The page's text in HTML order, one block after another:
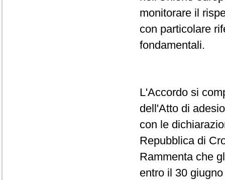
monitorare il
con particolare
fondamentali.
L'Accordo si
dell'Atto di
con le
Repubblica di
Rammenta che
entro il 30